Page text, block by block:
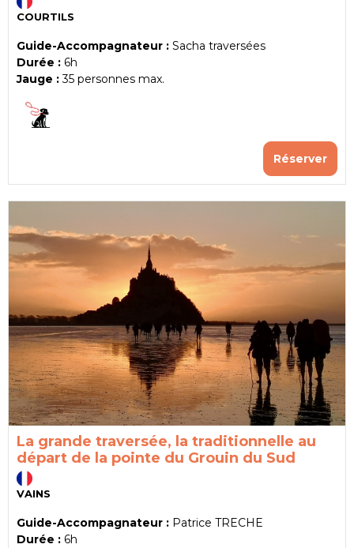
COURTILS
Guide-Accompagnateur : Sacha traversées
Durée : 6h
Jauge : 35 personnes max.
Réserver
La grande traversée, la traditionnelle au
départ de la pointe du Grouin du Sud
VAINS
Guide-Accompagnateur : Patrice TRECHE
Durée : 6h